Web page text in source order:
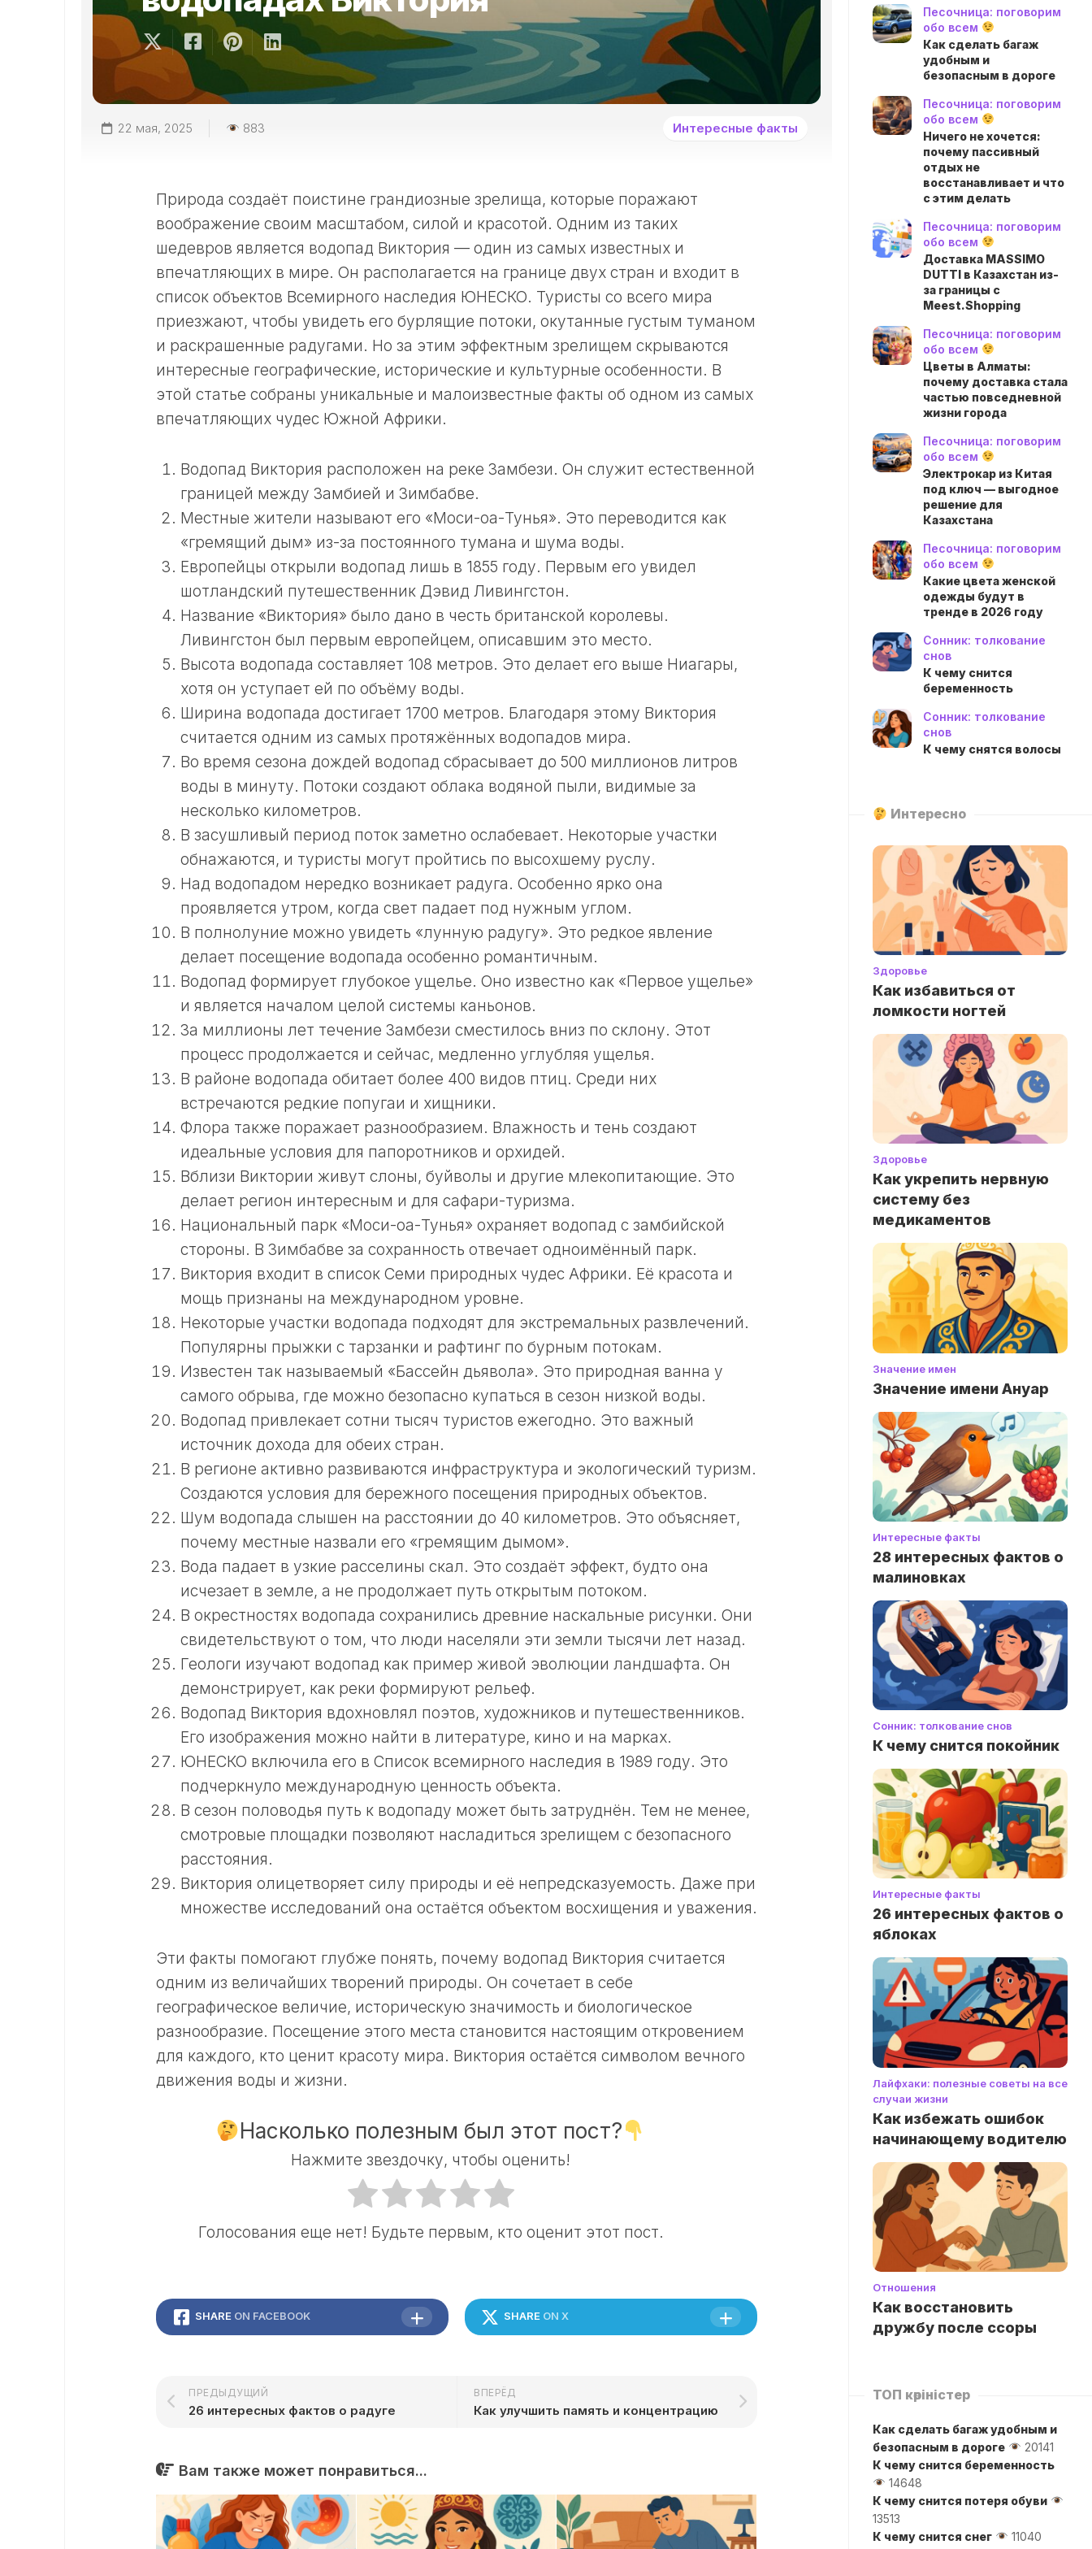
22 мая, 2025 883 Интересные факты
Природа создаёт поистине грандиозные зрелища, которые поражают
воображение своим масштабом, силой и красотой. Одним из таких
шедевров является водопад Виктория — один из самых известных и
впечатляющих в мире. Он располагается на границе двух стран и входит в
список объектов Всемирного наследия ЮНЕСКО. Туристы со всего мира
приезжают, чтобы увидеть его бурлящие потоки, окутанные густым туманом
и раскрашенные радугами. Но за этим эффектным зрелищем скрываются
интересные географические, исторические и культурные особенности. В
этой статье собраны уникальные и малоизвестные факты об одном из самых
впечатляющих чудес Южной Африки.
Водопад Виктория расположен на реке Замбези. Он служит естественной
границей между Замбией и Зимбабве.
Местные жители называют его «Моси-оа-Тунья». Это переводится как
«гремящий дым» из-за постоянного тумана и шума воды.
Европейцы открыли водопад лишь в 1855 году. Первым его увидел
шотландский путешественник Дэвид Ливингстон.
Название «Виктория» было дано в честь британской королевы.
Ливингстон был первым европейцем, описавшим это место.
Высота водопада составляет 108 метров. Это делает его выше Ниагары,
хотя он уступает ей по объёму воды.
Ширина водопада достигает 1700 метров. Благодаря этому Виктория
считается одним из самых протяжённых водопадов мира.
Во время сезона дождей водопад сбрасывает до 500 миллионов литров
воды в минуту. Потоки создают облака водяной пыли, видимые за
несколько километров.
В засушливый период поток заметно ослабевает. Некоторые участки
обнажаются, и туристы могут пройтись по высохшему руслу.
Над водопадом нередко возникает радуга. Особенно ярко она
проявляется утром, когда свет падает под нужным углом.
В полнолуние можно увидеть «лунную радугу». Это редкое явление
делает посещение водопада особенно романтичным.
Водопад формирует глубокое ущелье. Оно известно как «Первое ущелье»
и является началом целой системы каньонов.
За миллионы лет течение Замбези сместилось вниз по склону. Этот
процесс продолжается и сейчас, медленно углубляя ущелья.
В районе водопада обитает более 400 видов птиц. Среди них
встречаются редкие попугаи и хищники.
Флора также поражает разнообразием. Влажность и тень создают
идеальные условия для папоротников и орхидей.
Вблизи Виктории живут слоны, буйволы и другие млекопитающие. Это
делает регион интересным и для сафари-туризма.
Национальный парк «Моси-оа-Тунья» охраняет водопад с замбийской
стороны. В Зимбабве за сохранность отвечает одноимённый парк.
Виктория входит в список Семи природных чудес Африки. Её красота и
мощь признаны на международном уровне.
Некоторые участки водопада подходят для экстремальных развлечений.
Популярны прыжки с тарзанки и рафтинг по бурным потокам.
Известен так называемый «Бассейн дьявола». Это природная ванна у
самого обрыва, где можно безопасно купаться в сезон низкой воды.
Водопад привлекает сотни тысяч туристов ежегодно. Это важный
источник дохода для обеих стран.
В регионе активно развиваются инфраструктура и экологический туризм.
Создаются условия для бережного посещения природных объектов.
Шум водопада слышен на расстоянии до 40 километров. Это объясняет,
почему местные назвали его «гремящим дымом».
Вода падает в узкие расселины скал. Это создаёт эффект, будто она
исчезает в земле, а не продолжает путь открытым потоком.
В окрестностях водопада сохранились древние наскальные рисунки. Они
свидетельствуют о том, что люди населяли эти земли тысячи лет назад.
Геологи изучают водопад как пример живой эволюции ландшафта. Он
демонстрирует, как реки формируют рельеф.
Водопад Виктория вдохновлял поэтов, художников и путешественников.
Его изображения можно найти в литературе, кино и на марках.
ЮНЕСКО включила его в Список всемирного наследия в 1989 году. Это
подчеркнуло международную ценность объекта.
В сезон половодья путь к водопаду может быть затруднён. Тем не менее,
смотровые площадки позволяют насладиться зрелищем с безопасного
расстояния.
Виктория олицетворяет силу природы и её непредсказуемость. Даже при
множестве исследований она остаётся объектом восхищения и уважения.
Эти факты помогают глубже понять, почему водопад Виктория считается
одним из величайших творений природы. Он сочетает в себе
географическое величие, историческую значимость и биологическое
разнообразие. Посещение этого места становится настоящим откровением
для каждого, кто ценит красоту мира. Виктория остаётся символом вечного
движения воды и жизни.
Насколько полезным был этот пост?
Нажмите звездочку, чтобы оценить!
Голосования еще нет! Будьте первым, кто оценит этот пост.
SHARE ON FACEBOOK SHARE ON X
ВПЕРЁД
Как улучшить память и концентрацию
ПРЕДЫДУЩИЙ
26 интересных фактов о радуге
Вам также может понравиться...
Песочница: поговорим
обо всем
Как сделать багаж
удобным и
безопасным в дороге
Песочница: поговорим
обо всем
Ничего не хочется:
почему пассивный
отдых не
восстанавливает и что
с этим делать
Песочница: поговорим
обо всем
Доставка MASSIMO
DUTTI в Казахстан из-
за границы с
Meest.Shopping
Песочница: поговорим
обо всем
Цветы в Алматы:
почему доставка стала
частью повседневной
жизни города
Песочница: поговорим
обо всем
Электрокар из Китая
под ключ — выгодное
решение для
Казахстана
Песочница: поговорим
обо всем
Какие цвета женской
одежды будут в
тренде в 2026 году
Сонник: толкование
снов
К чему снится
беременность
Сонник: толкование
снов
К чему снятся волосы
Интересно
Здоровье
Как избавиться от
ломкости ногтей
Здоровье
Как укрепить нервную
систему без
медикаментов
Значение имен
Значение имени Ануар
Интересные факты
28 интересных фактов о
малиновках
Сонник: толкование снов
К чему снится покойник
Интересные факты
26 интересных фактов о
яблоках
Лайфхаки: полезные советы на все
случаи жизни
Как избежать ошибок
начинающему водителю
Отношения
Как восстановить
дружбу после ссоры
ТОП көріністер
Как сделать багаж удобным и
безопасным в дороге
20141
К чему снится беременность
14648
К чему снится потеря обуви
13513
К чему снится снег
11040